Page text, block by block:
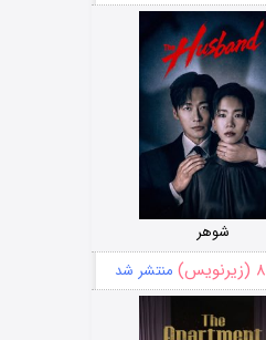
شوهر
۸ (زیرنویس) منتشر شد